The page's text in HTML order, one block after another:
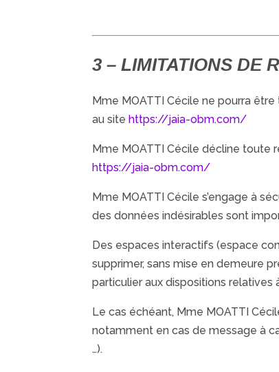
3 – LIMITATIONS DE
Mme MOATTI Cécilene pourra être
au site https://jaia-obm.com/
Mme MOATTI Céciledécline toute
https://jaia-obm.com/
Mme MOATTI Céciles’engage à
des données indésirables sont
Des espaces interactifs (espace
supprimer, sans mise en demeure
particulier aux dispositions
Le cas échéant, Mme MOATTI
notamment en cas de message à
…).